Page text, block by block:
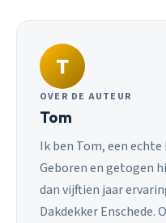
T
OVER DE AUTEUR
Tom
Ik ben Tom, een echte
Geboren en getogen
dan vijftien jaar
Dakdekker Enschede.